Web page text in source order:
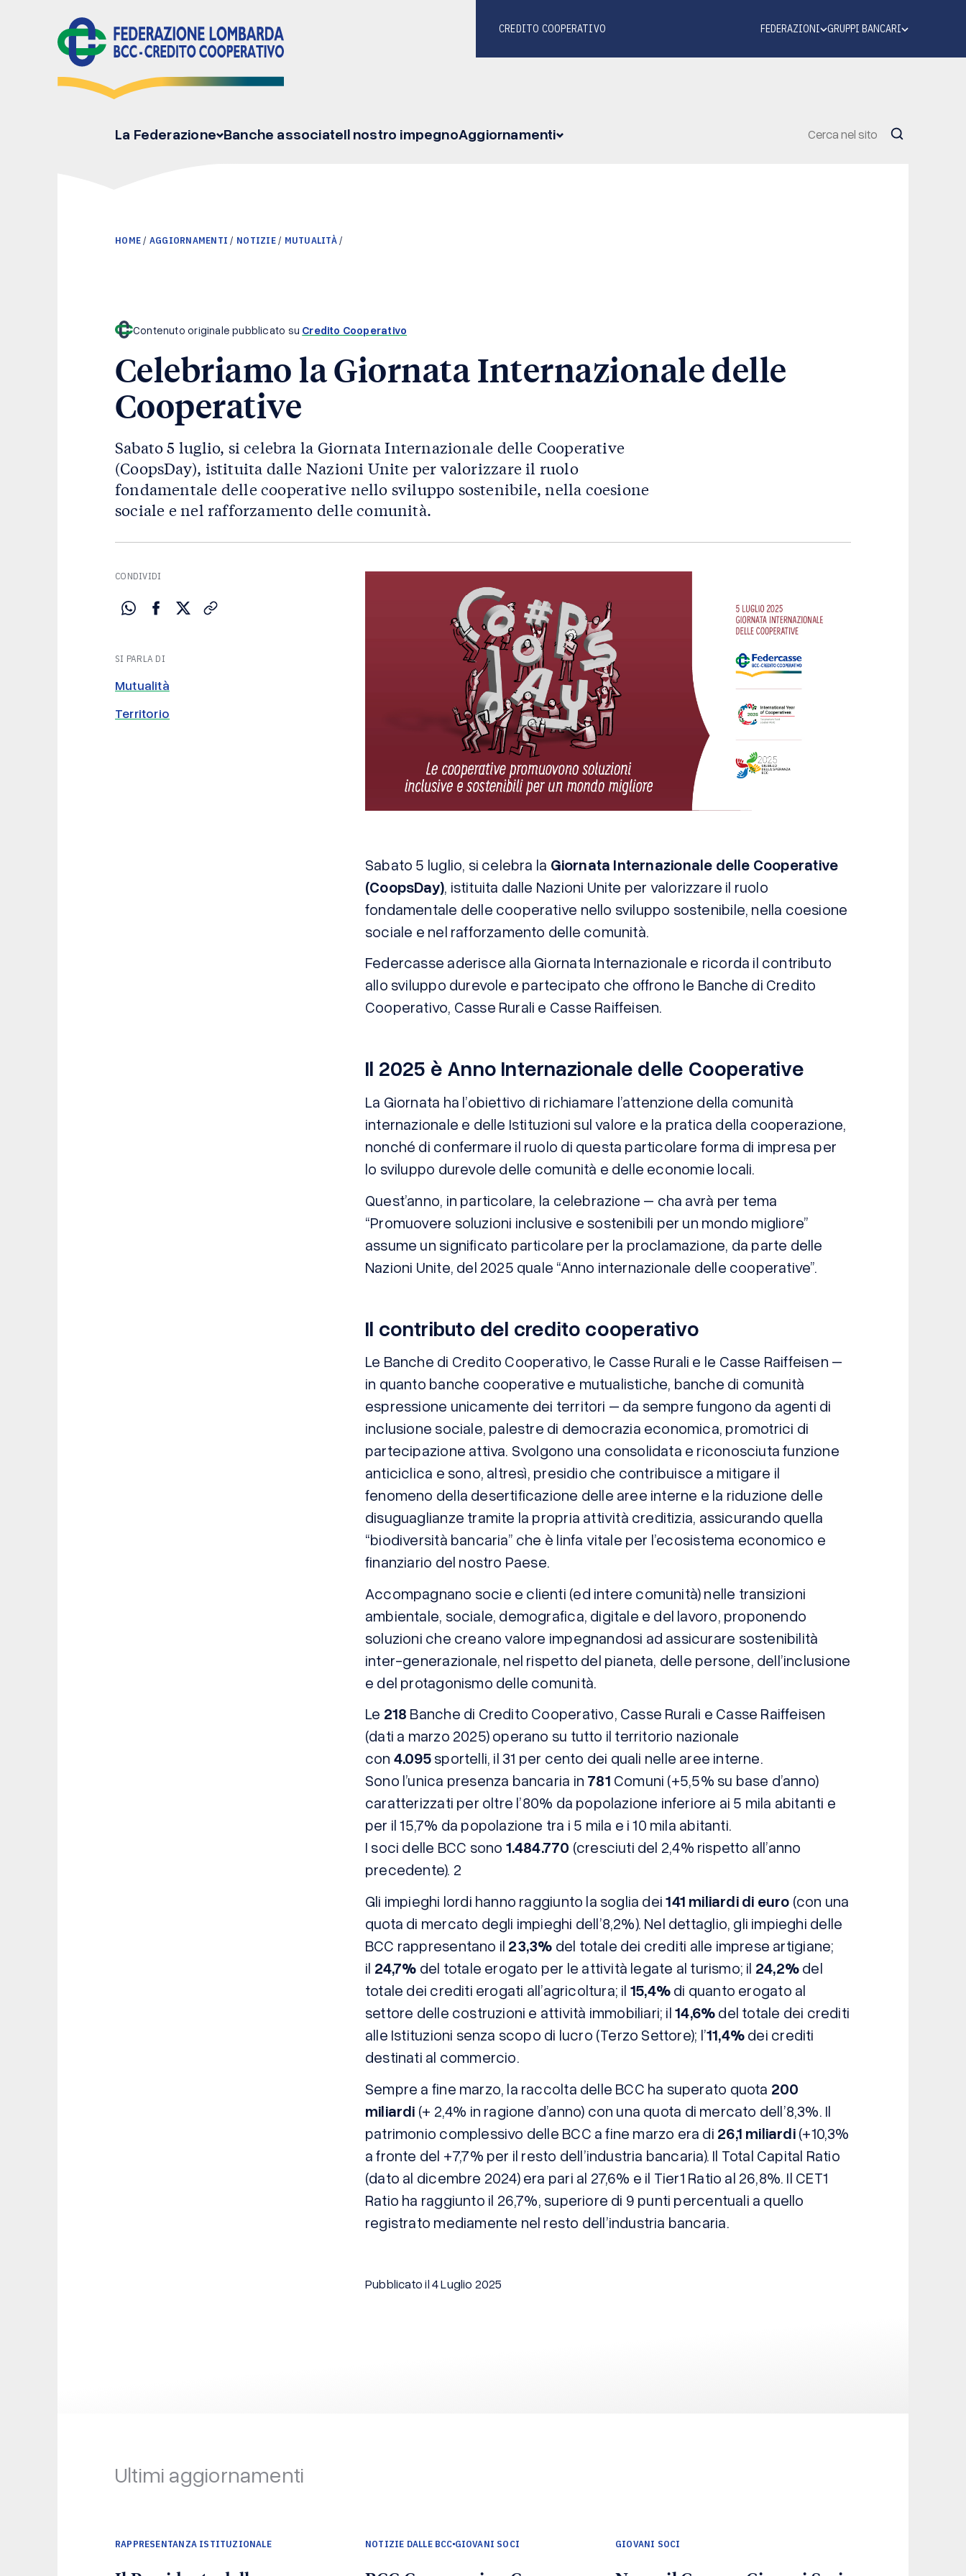
La Federazione Banche associateIl nostro impegnoAggiornamenti
CREDITO COOPERATIVO FEDERAZIONI GRUPPI BANCARI
HOME/ AGGIORNAMENTI / NOTIZIE/ MUTUALITÀ/
Contenuto originale pubblicato su Credito Cooperativo
Celebriamo la Giornata Internazionale delle
Cooperative
Sabato 5 luglio, si celebra la Giornata Internazionale delle Cooperative
(CoopsDay), istituita dalle Nazioni Unite per valorizzare il ruolo
fondamentale delle cooperative nello sviluppo sostenibile, nella coesione
sociale e nel rafforzamento delle comunità.
Sabato 5 luglio, si celebra la Giornata Internazionale delle Cooperative
(CoopsDay), istituita dalle Nazioni Unite per valorizzare il ruolo
fondamentale delle cooperative nello sviluppo sostenibile, nella coesione
sociale e nel rafforzamento delle comunità.
Federcasse aderisce alla Giornata Internazionale e ricorda il contributo
allo sviluppo durevole e partecipato che offrono le Banche di Credito
Cooperativo, Casse Rurali e Casse Raiffeisen.
Il 2025 è Anno Internazionale delle Cooperative
La Giornata ha l’obiettivo di richiamare l’attenzione della comunità
internazionale e delle Istituzioni sul valore e la pratica della cooperazione,
nonché di confermare il ruolo di questa particolare forma di impresa per
lo sviluppo durevole delle comunità e delle economie locali.
Quest’anno, in particolare, la celebrazione – cha avrà per tema
“Promuovere soluzioni inclusive e sostenibili per un mondo migliore”
assume un significato particolare per la proclamazione, da parte delle
Nazioni Unite, del 2025 quale “Anno internazionale delle cooperative”.
Il contributo del credito cooperativo
Le Banche di Credito Cooperativo, le Casse Rurali e le Casse Raiffeisen –
in quanto banche cooperative e mutualistiche, banche di comunità
espressione unicamente dei territori – da sempre fungono da agenti di
inclusione sociale, palestre di democrazia economica, promotrici di
partecipazione attiva. Svolgono una consolidata e riconosciuta funzione
anticiclica e sono, altresì, presidio che contribuisce a mitigare il
fenomeno della desertificazione delle aree interne e la riduzione delle
disuguaglianze tramite la propria attività creditizia, assicurando quella
“biodiversità bancaria” che è linfa vitale per l’ecosistema economico e
finanziario del nostro Paese.
Accompagnano socie e clienti (ed intere comunità) nelle transizioni
ambientale, sociale, demografica, digitale e del lavoro, proponendo
soluzioni che creano valore impegnandosi ad assicurare sostenibilità
inter-generazionale, nel rispetto del pianeta, delle persone, dell’inclusione
e del protagonismo delle comunità.
Le 218 Banche di Credito Cooperativo, Casse Rurali e Casse Raiffeisen
(dati a marzo 2025) operano su tutto il territorio nazionale
con 4.095sportelli, il 31 per cento dei quali nelle aree interne.
Sono l’unica presenza bancaria in 781 Comuni (+5,5% su base d’anno)
caratterizzati per oltre l’80% da popolazione inferiore ai 5 mila abitanti e
per il 15,7% da popolazione tra i 5 mila e i 10 mila abitanti.
I soci delle BCC sono 1.484.770 (cresciuti del 2,4% rispetto all’anno
precedente). 2
Gli impieghi lordi hanno raggiunto la soglia dei141 miliardi di euro (con una
quota di mercato degli impieghi dell’8,2%). Nel dettaglio, gli impieghi delle
BCC rappresentano il 23,3% del totale dei crediti alle imprese artigiane;
il 24,7% del totale erogato per le attività legate al turismo; il 24,2%del
totale dei crediti erogati all’agricoltura; il 15,4%di quanto erogato al
settore delle costruzioni e attività immobiliari; il14,6%del totale dei crediti
alle Istituzioni senza scopo di lucro (Terzo Settore); l’11,4%dei crediti
destinati al commercio.
Sempre a fine marzo, la raccolta delle BCC ha superato quota 200
miliardi (+ 2,4% in ragione d’anno) con una quota di mercato dell’8,3%. Il
patrimonio complessivo delle BCC a fine marzo era di 26,1 miliardi(+10,3%
a fronte del +7,7% per il resto dell’industria bancaria). Il Total Capital Ratio
(dato al dicembre 2024) era pari al 27,6% e il Tier1 Ratio al 26,8%. Il CET1
Ratio ha raggiunto il 26,7%, superiore di 9 punti percentuali a quello
registrato mediamente nel resto dell’industria bancaria.
Pubblicato il 4 Luglio 2025
CONDIVIDI
SI PARLA DI
Mutualità
Territorio
Ultimi aggiornamenti
RAPPRESENTANZA ISTITUZIONALE NOTIZIE DALLE BCC GIOVANI SOCI GIOVANI SOCI